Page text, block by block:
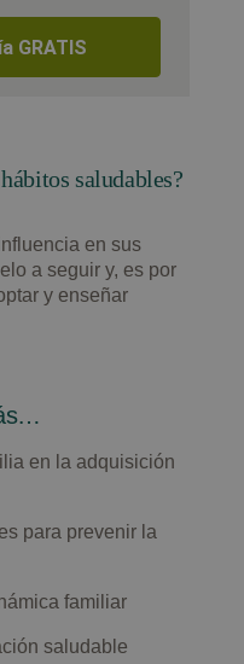
saludables?
en sus
a seguir y, es por
y enseñar
en la adquisición
para prevenir la
familiar
saludable